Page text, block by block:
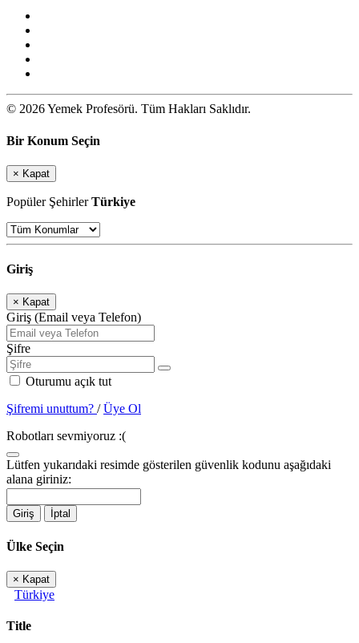
© 2026 Yemek Profesörü. Tüm Hakları Saklıdır.
Bir Konum Seçin
× Kapat
Popüler ŞehirlerTürkiye
Giriş
× Kapat
Giriş (Email veya Telefon)
Şifre
Oturumu açık tut
Şifremi unuttum? /Üye Ol
Robotları sevmiyoruz :(
Lütfen yukarıdaki resimde gösterilen güvenlik kodunu aşağıdaki
alana giriniz:
Giriş İptal
Ülke Seçin
× Kapat
Türkiye
Title